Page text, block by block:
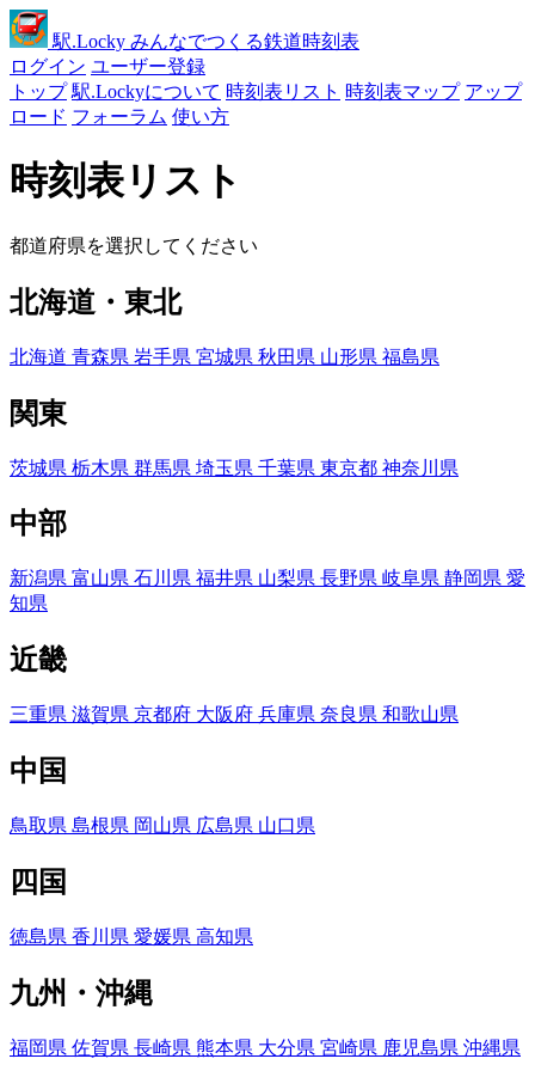
駅.Locky みんなでつくる鉄道時刻表
ログイン ユーザー登録
トップ 駅.Lockyについて 時刻表リスト 時刻表マップ アップ
ロード フォーラム 使い方
時刻表リスト
都道府県を選択してください
北海道・東北
北海道 青森県 岩手県 宮城県 秋田県 山形県 福島県
関東
茨城県 栃木県 群馬県 埼玉県 千葉県 東京都 神奈川県
中部
新潟県 富山県 石川県 福井県 山梨県 長野県 岐阜県 静岡県 愛
知県
近畿
三重県 滋賀県 京都府 大阪府 兵庫県 奈良県 和歌山県
中国
鳥取県 島根県 岡山県 広島県 山口県
四国
徳島県 香川県 愛媛県 高知県
九州・沖縄
福岡県 佐賀県 長崎県 熊本県 大分県 宮崎県 鹿児島県 沖縄県